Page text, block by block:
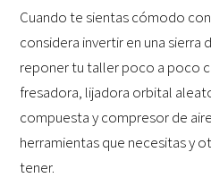
Cuando te sientas cómodo
considera invertir en una sierra
reponer tu taller poco a poco
fresadora, lijadora orbital
compuesta y compresor de
herramientas que necesitas y
tener.